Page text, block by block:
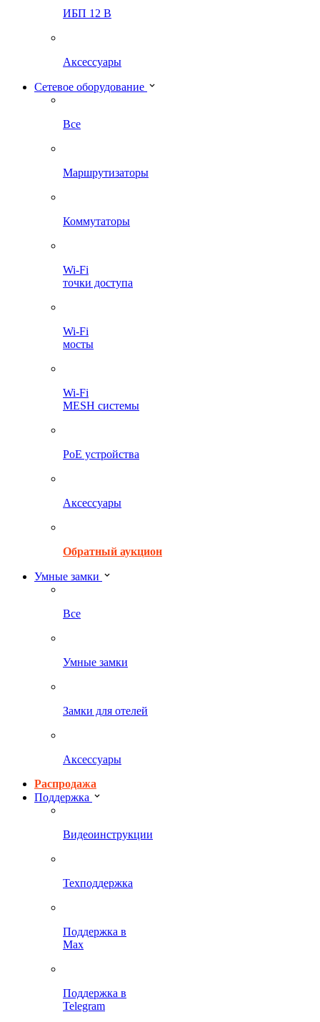
ИБП 12 В
Аксессуары
Сетевое оборудование
Все
Маршрутизаторы
Коммутаторы
Wi-Fi
точки доступа
Wi-Fi
мосты
Wi-Fi
MESH системы
PoE устройства
Аксессуары
Обратный аукцион
Умные замки
Все
Умные замки
Замки для отелей
Аксессуары
Распродажа
Поддержка
Видеоинструкции
Техподдержка
Поддержка в
Max
Поддержка в
Telegram